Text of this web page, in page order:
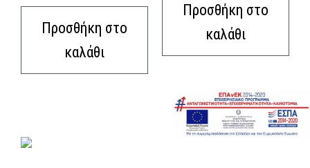
Προσθήκη στο
καλάθι
Προσθήκη στο
καλάθι